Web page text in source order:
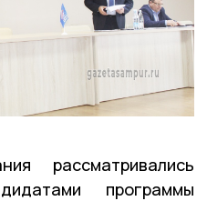
рассматривались
программы